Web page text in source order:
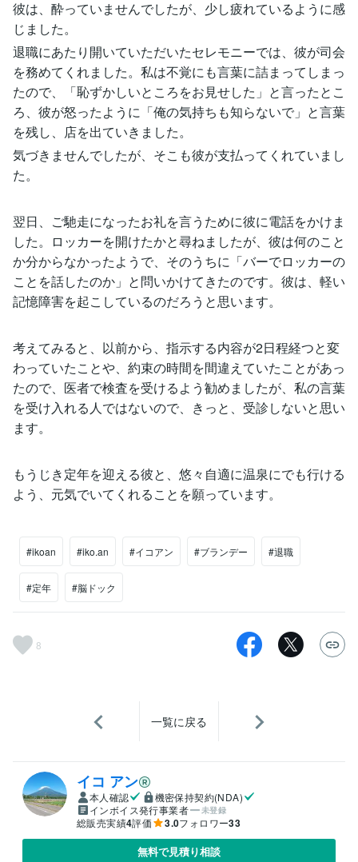
彼は、酔っていませんでしたが、少し疲れているように感
じました。
退職にあたり開いていただいたセレモニーでは、彼が司会
を務めてくれました。私は不覚にも言葉に詰まってしまっ
たので、「恥ずかしいところをお見せした」と言ったとこ
ろ、彼が怒ったように「俺の気持ちも知らないで」と言葉
を残し、店を出ていきました。
気づきませんでしたが、そこも彼が支払ってくれていまし
た。
翌日、ご馳走になったお礼を言うために彼に電話をかけま
した。ロッカーを開けたかと尋ねましたが、彼は何のこと
か分からなかったようで、そのうちに「バーでロッカーの
ことを話したのか」と問いかけてきたのです。彼は、軽い
記憶障害を起こしているのだろうと思います。
考えてみると、以前から、指示する内容が2日程経つと変
わっていたことや、約束の時間を間違えていたことがあっ
たので、医者で検査を受けるよう勧めましたが、私の言葉
を受け入れる人ではないので、きっと、受診しないと思い
ます。
もうじき定年を迎える彼と、悠々自適に温泉にでも行ける
よう、元気でいてくれることを願っています。
#ikoan #iko.an #イコアン #ブランデー #退職
#定年 #脳ドック
8
一覧に戻る
イコ アン
本人確認
機密保持契約(NDA)
インボイス発行事業者
未登録
総販売実績4評価 3.0フォロワー33
無料で見積り相談